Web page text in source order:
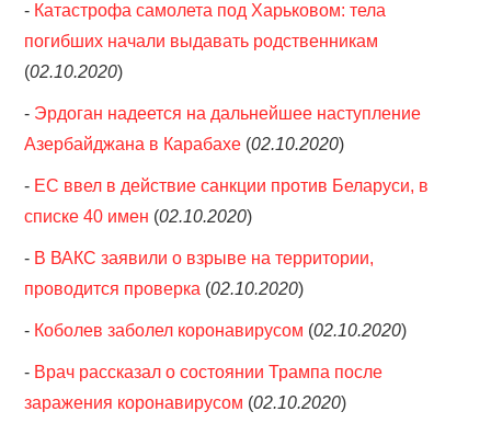
- Катастрофа самолета под Харьковом: тела
погибших начали выдавать родственникам
(02.10.2020)
- Эрдоган надеется на дальнейшее наступление
Азербайджана в Карабахе (02.10.2020)
- ЕС ввел в действие санкции против Беларуси, в
списке 40 имен (02.10.2020)
- В ВАКС заявили о взрыве на территории,
проводится проверка (02.10.2020)
- Коболев заболел коронавирусом (02.10.2020)
- Врач рассказал о состоянии Трампа после
заражения коронавирусом (02.10.2020)